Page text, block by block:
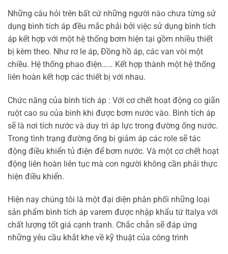
Những câu hỏi trên bất cứ những người nào chưa từng sử
dụng bình tích áp đều mắc phải bởi việc sử dụng bình tích
áp kết hợp với một hệ thống bơm hiện tại gồm nhiều thiết
bị kèm theo. Như rơ le áp, Đồng hồ áp, các van vòi một
chiều. Hệ thống phao điện…… Kết hợp thành một hệ thống
liên hoàn kết hợp các thiết bị với nhau.
Chức năng của bình tích áp : Với cơ chết hoạt động co giãn
ruột cao su của bình khi được bơm nước vào. Bình tích áp
sẽ là nơi tích nước và duy trì áp lực trong đường ống nước.
Trong tình trạng đường ống bị giảm áp các role sẽ tác
động điều khiển tủ điện để bơm nước. Và một cơ chết hoạt
động liên hoàn liên tục mà con người không cần phải thực
hiện điều khiển.
Hiện nay chúng tôi là một đại diện phân phối những loại
sản phẩm bình tích áp varem được nhập khẩu từ Italya với
chất lượng tốt giá cạnh tranh. Chắc chẵn sẽ đáp ứng
những yêu cầu khắt khe về kỹ thuật của công trình